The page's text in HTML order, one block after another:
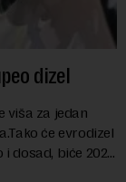
dizel
viša za jedan
će evrodizel
dosad, biće 202